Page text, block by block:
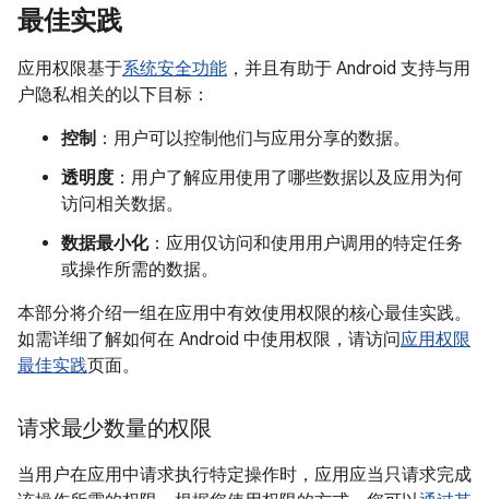
最佳实践
应用权限基于系统安全功能 ，并且有助于 Android 支持与用
户隐私相关的以下目标：
控制 ：用户可以控制他们与应用分享的数据。
透明度 ：用户了解应用使用了哪些数据以及应用为何
访问相关数据。
数据最小化：应用仅访问和使用用户调用的特定任务
或操作所需的数据。
本部分将介绍一组在应用中有效使用权限的核心最佳实践。
如需详细了解如何在 Android 中使用权限，请访问应用权限
最佳实践页面。
请求最少数量的权限
当用户在应用中请求执行特定操作时，应用应当只请求完成